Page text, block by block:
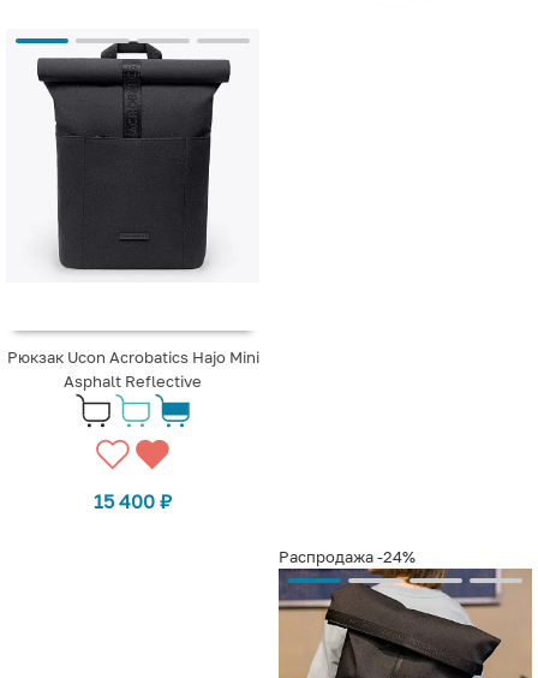
Рюкзак Ucon Acrobatics Hajo Mini
Asphalt Reflective
15 400 ₽
Распродажа-24%